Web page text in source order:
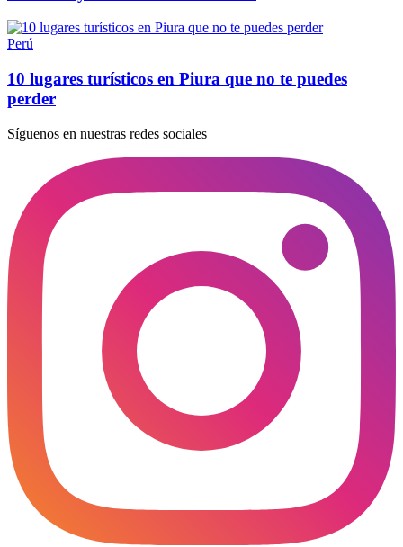
Perú
10 lugares turísticos en Piura que no te puedes
perder
Síguenos en nuestras redes sociales